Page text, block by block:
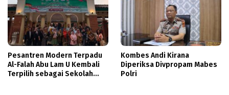
Pesantren Modern Terpadu
Al-Falah Abu Lam U Kembali
Terpilih sebagai Sekolah
Kombes Andi Kirana
Diperiksa Divpropam Mabes
Polri